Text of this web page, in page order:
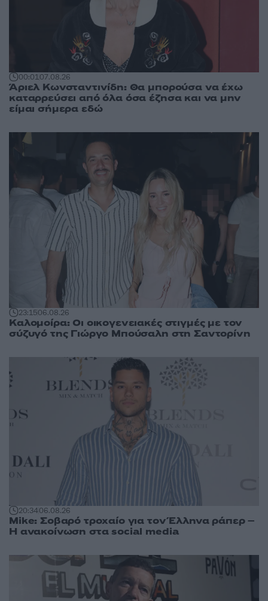
00:0107.08.26
Άριελ Κωνσταντινίδη: Θα μπορούσα να έχω
καταρρεύσει από όλα όσα έζησα και να μην
είμαι σήμερα εδώ
23:1506.08.26
Καλομοίρα: Οι οικογενειακές στιγμές με τον
σύζυγό της Γιώργο Μπούσαλη στη Σαντορίνη
20:3406.08.26
Mike: Σοβαρό τροχαίο για τον Έλληνα ράπερ –
Η ανακοίνωση στα social media